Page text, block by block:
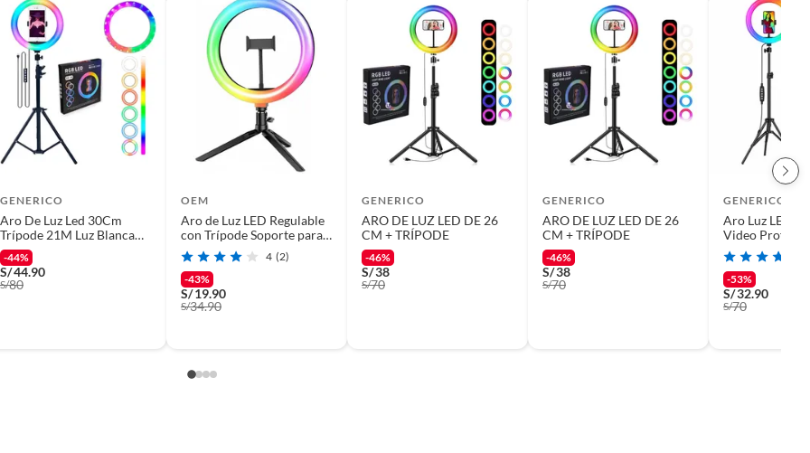
GENERICO
Aro De Luz Led 30Cm
Trípode 21M Luz Blanca
Calida RGB
-44%
S/44.90
S/80
OEM
Aro de Luz LED Regulable
con Trípode Soporte para
Móvil para Selfies Tiktoker
y Streaming en Vivo
4 (2)
-43%
S/19.90
S/34.90
GENERICO
ARO DE LUZ LED DE 26
CM + TRÍPODE
-46%
S/38
S/70
GENERICO
ARO DE LUZ LED DE 26
CM + TRÍPODE
-46%
S/38
S/70
GENERICO
Aro Luz LED
Video
streaming +
-53%
S/32.90
S/70